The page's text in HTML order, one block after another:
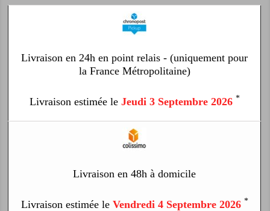
Livraison en 24h en point relais - (uniquement pour
la France Métropolitaine)
Livraison estimée le Jeudi 3 Septembre 2026 *
Livraison en 48h à domicile
Livraison estimée le Vendredi 4 Septembre 2026 *